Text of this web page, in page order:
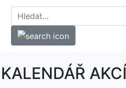
KALENDÁŘ AKCÍ